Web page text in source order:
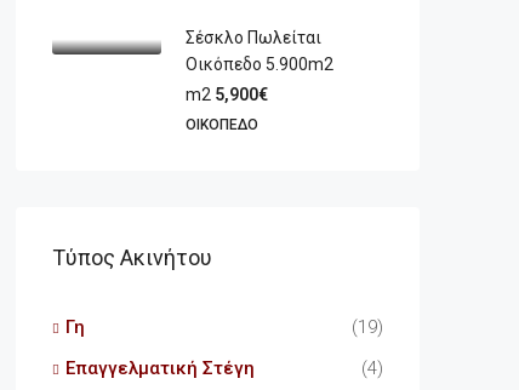
Σέσκλο Πωλείται
Οικόπεδο 5.900m2
m2 5,900€
ΟΙΚΌΠΕΔΟ
Τύπος Ακινήτου
Γη
(19)
Επαγγελματική Στέγη
(4)